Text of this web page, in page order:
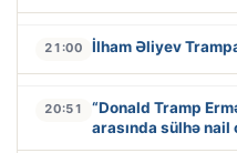
21:00 İlham Əliyev
20:51
“Donald Tramp
arasında sülhə nail